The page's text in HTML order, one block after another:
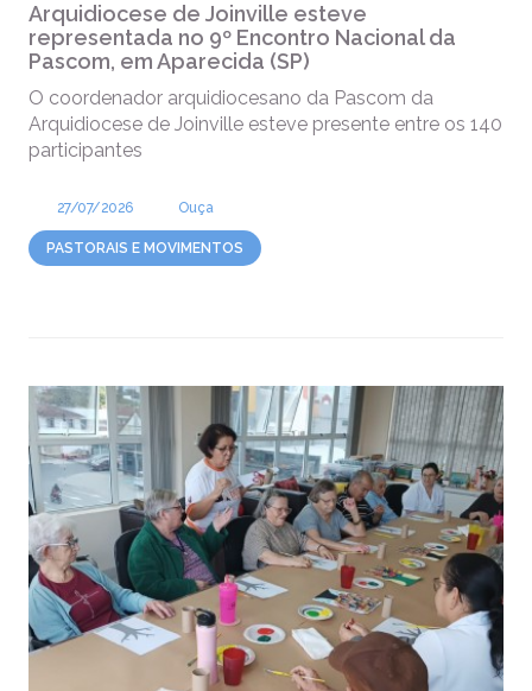
Arquidiocese de Joinville esteve
representada no 9º Encontro Nacional da
Pascom, em Aparecida (SP)
O coordenador arquidiocesano da Pascom da
Arquidiocese de Joinville esteve presente entre os 140
participantes
27/07/2026 Ouça
PASTORAIS E MOVIMENTOS